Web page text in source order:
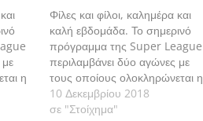
η
Φίλες και φίλοι, καλημέρα και
καλή εβδομάδα. Το σημερινό
πρόγραμμα της Super League
περιλαμβάνει δύο αγώνες με
τους οποίους ολοκληρώνεται η
13η αγωνιστική. Πάμε να δούμε
τις εκτιμήσεις μας αναλυτικά.
10 Δεκεμβρίου 2018
σε "Στοίχημα"